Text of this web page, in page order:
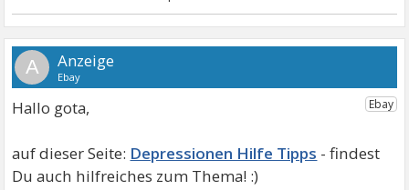
A
Hallo gota,
Depressionen Hilfe Tipps